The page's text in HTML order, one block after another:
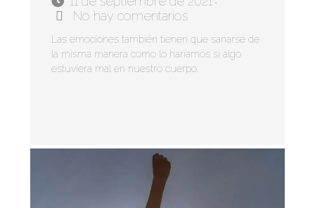
•
No hay comentarios
Las emociones también tienen que sanarse de
la misma manera como lo haríamos si algo
estuviera mal en nuestro cuerpo.